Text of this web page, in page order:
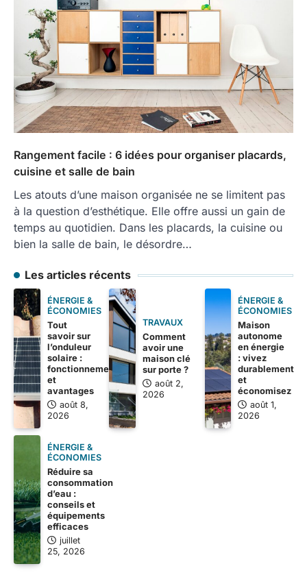
Rangement facile : 6 idées pour organiser placards,
cuisine et salle de bain
Les atouts d’une maison organisée ne se limitent pas
à la question d’esthétique. Elle offre aussi un gain de
temps au quotidien. Dans les placards, la cuisine ou
bien la salle de bain, le désordre…
Les articles récents
ÉNERGIE &
ÉCONOMIES
Tout
savoir sur
l’onduleur
solaire :
fonctionnement
et
avantages
août 8,
2026
TRAVAUX
Comment
avoir une
maison clé
sur porte ?
août 2,
2026
ÉNERGIE &
ÉCONOMIES
Maison
autonome
en énergie
: vivez
durablement
et
économisez
août 1,
2026
ÉNERGIE &
ÉCONOMIES
Réduire sa
consommation
d’eau :
conseils et
équipements
efficaces
juillet
25, 2026